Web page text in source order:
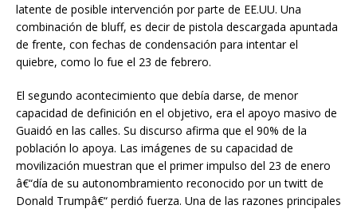
latente de posible intervención por parte de EE.UU. Una
combinación de bluff, es decir de pistola descargada apuntada
de frente, con fechas de condensación para intentar el
quiebre, como lo fue el 23 de febrero.
El segundo acontecimiento que debía darse, de menor
capacidad de definición en el objetivo, era el apoyo masivo de
Guaidó en las calles. Su discurso afirma que el 90% de la
población lo apoya. Las imágenes de su capacidad de
movilización muestran que el primer impulso del 23 de enero
â€“día de su autonombramiento reconocido por un twitt de
Donald Trumpâ€“ perdió fuerza. Una de las razones principales